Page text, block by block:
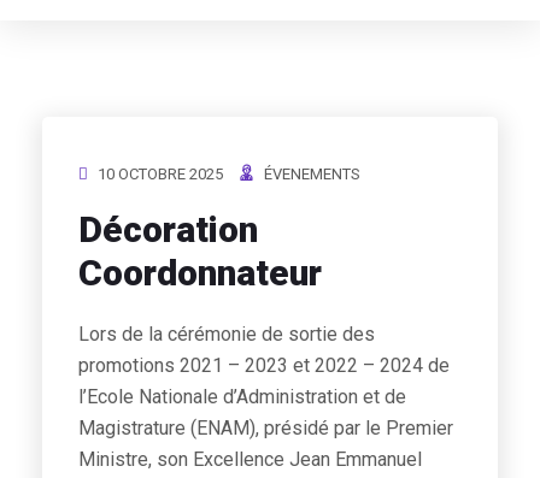
10 OCTOBRE 2025 ÉVENEMENTS
Décoration
Coordonnateur
Lors de la cérémonie de sortie des
promotions 2021 – 2023 et 2022 – 2024 de
l’Ecole Nationale d’Administration et de
Magistrature (ENAM), présidé par le Premier
Ministre, son Excellence Jean Emmanuel